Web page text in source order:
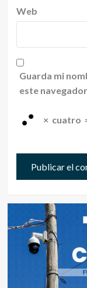
Web
Guarda mi
este
× cuatro